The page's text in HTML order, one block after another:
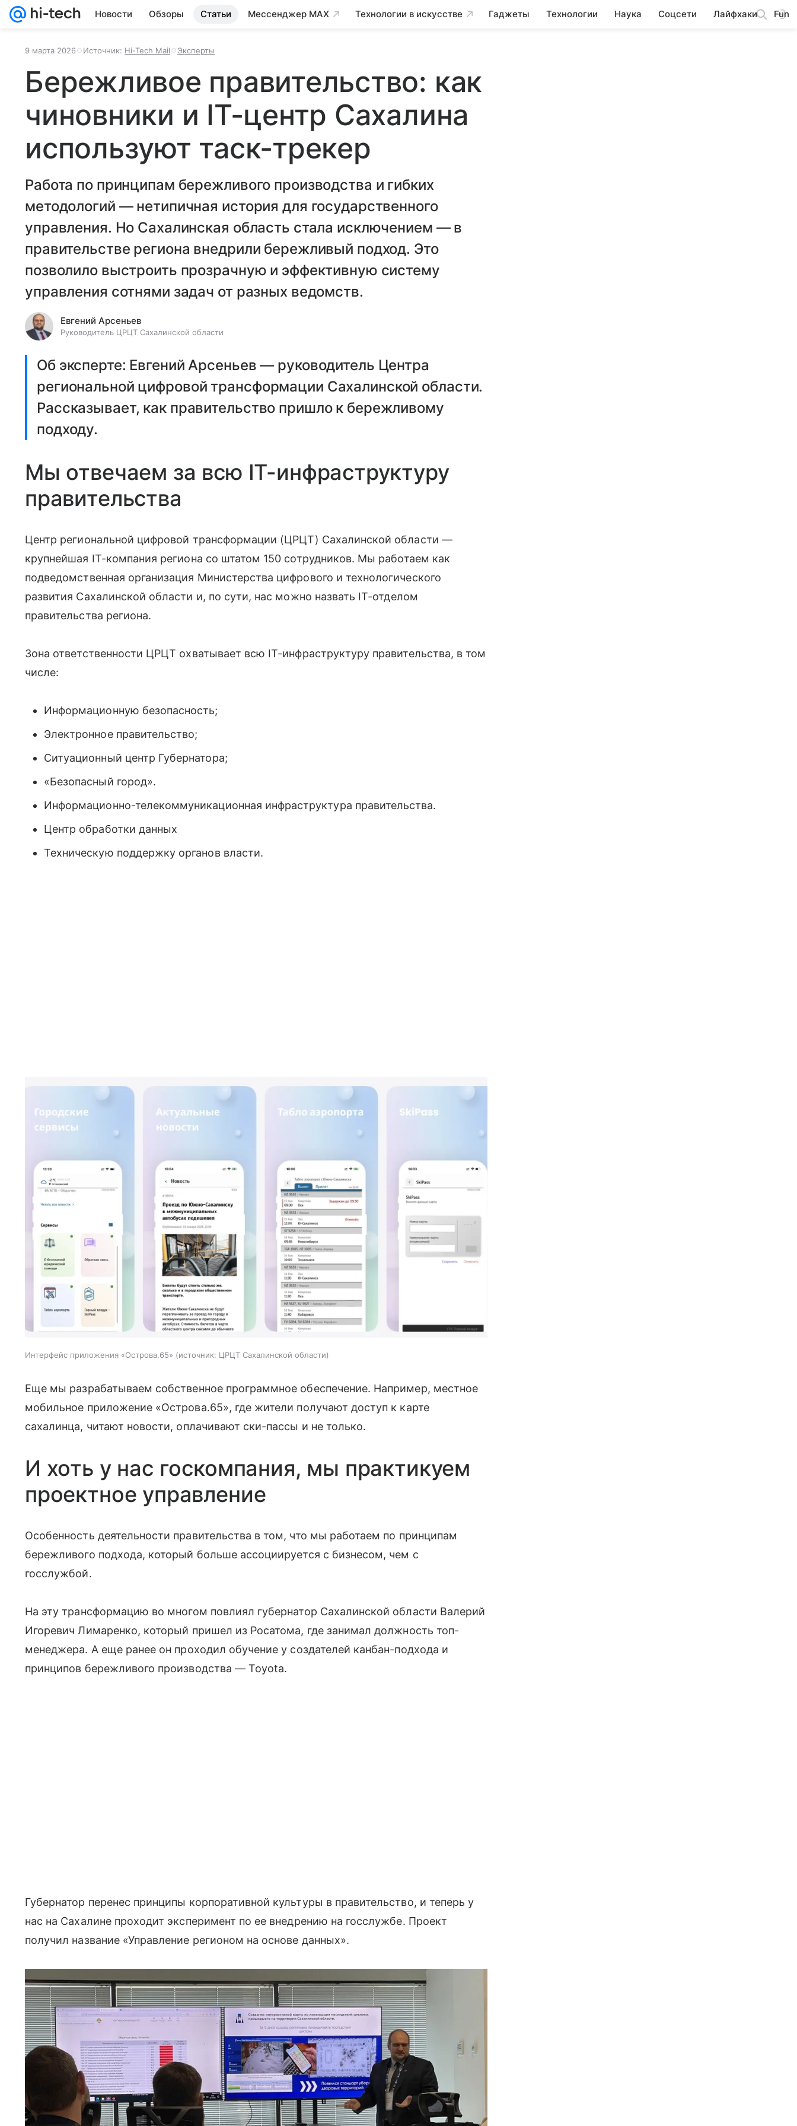
Новости Обзоры Статьи Мессенджер MAX Технологии в искусстве Гаджеты Технологии Наука Соцсети Лайфхаки Fun
9 марта 2026 Источник: Hi-Tech Mail Эксперты
Бережливое правительство: как
чиновники и IT-центр Сахалина
используют таск-трекер
Работа по принципам бережливого производства и гибких
методологий — нетипичная история для государственного
управления. Но Сахалинская область стала исключением — в
правительстве региона внедрили бережливый подход. Это
позволило выстроить прозрачную и эффективную систему
управления сотнями задач от разных ведомств.
Евгений Арсеньев
Руководитель ЦРЦТ Сахалинской области
Об эксперте: Евгений Арсеньев — руководитель Центра
региональной цифровой трансформации Сахалинской области.
Рассказывает, как правительство пришло к бережливому
подходу.
Мы отвечаем за всю IT-инфраструктуру
правительства
Центр региональной цифровой трансформации (ЦРЦТ) Сахалинской области —
крупнейшая IT-компания региона со штатом 150 сотрудников. Мы работаем как
подведомственная организация Министерства цифрового и технологического
развития Сахалинской области и, по сути, нас можно назвать IT-отделом
правительства региона.
Зона ответственности ЦРЦТ охватывает всю IT-инфраструктуру правительства, в том
числе:
Информационную безопасность;
Электронное правительство;
Ситуационный центр Губернатора;
«Безопасный город».
Информационно-телекоммуникационная инфраструктура правительства.
Центр обработки данных
Техническую поддержку органов власти.
Интерфейс приложения «Острова.65» источник: ЦРЦТ Сахалинской области
Еще мы разрабатываем собственное программное обеспечение. Например, местное
мобильное приложение «Острова.65», где жители получают доступ к карте
сахалинца, читают новости, оплачивают ски-пассы и не только.
И хоть у нас госкомпания, мы практикуем
проектное управление
Особенность деятельности правительства в том, что мы работаем по принципам
бережливого подхода, который больше ассоциируется с бизнесом, чем с
госслужбой.
На эту трансформацию во многом повлиял губернатор Сахалинской области Валерий
Игоревич Лимаренко, который пришел из Росатома, где занимал должность топ-
менеджера. А еще ранее он проходил обучение у создателей канбан-подхода и
принципов бережливого производства — Toyota.
Губернатор перенес принципы корпоративной культуры в правительство, и теперь у
нас на Сахалине проходит эксперимент по ее внедрению на госслужбе. Проект
получил название «Управление регионом на основе данных».